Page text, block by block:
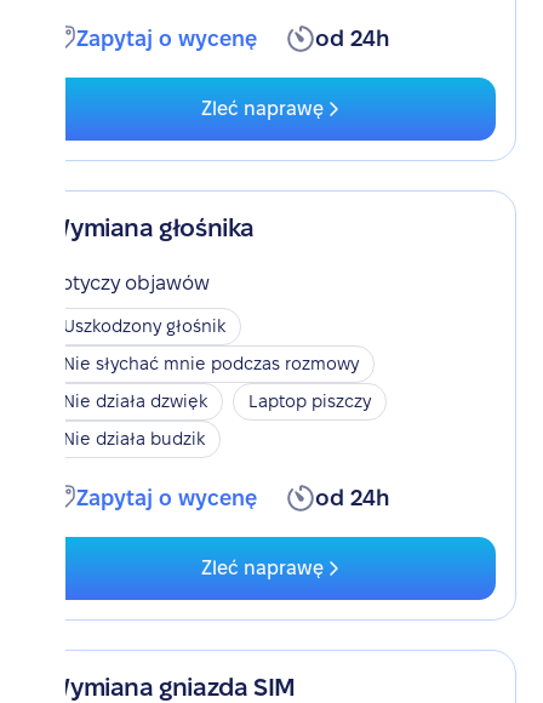
Zapytaj o wycenę od 24h
Zleć naprawę
Wymiana głośnika
Dotyczy objawów
Uszkodzony głośnik
Nie słychać mnie podczas rozmowy
Nie działa dzwięk
Laptop piszczy
Nie działa budzik
Zapytaj o wycenę od 24h
Zleć naprawę
Wymiana gniazda SIM